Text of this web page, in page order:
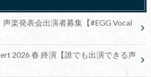
声楽発表会出演者募集【#EGG Vocal
2026 春 終演【誰でも出演できる声